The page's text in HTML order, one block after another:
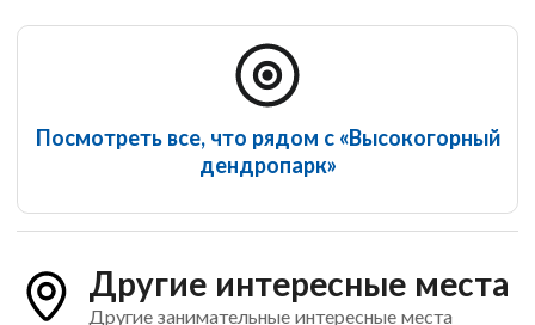
Посмотреть все, что рядом с «Высокогорный
дендропарк»
Другие интересные места
Другие занимательные интересные места